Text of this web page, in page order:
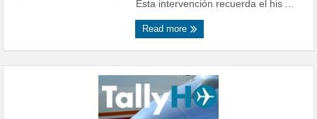
Esta intervención recuerda el his ...
Read more